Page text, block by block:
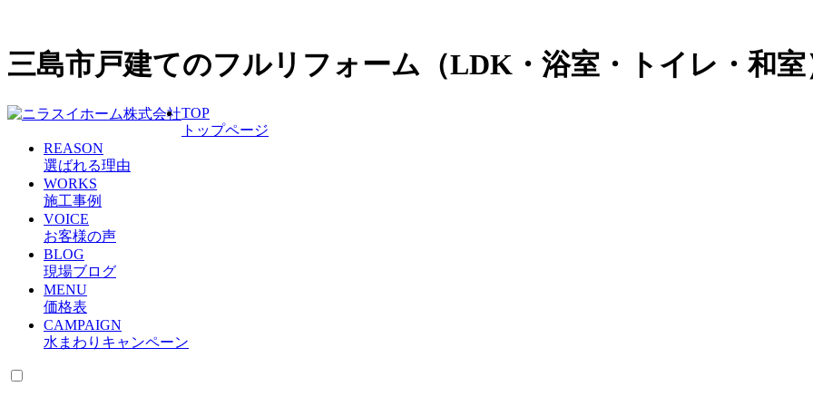
三島市戸建てのフルリフォーム（LDK・浴室・トイレ・和室
TOP
トップページ
REASON
選ばれる理由
WORKS
施工事例
VOICE
お客様の声
BLOG
現場ブログ
MENU
価格表
CAMPAIGN
水まわりキャンペーン